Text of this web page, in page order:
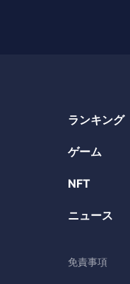
ランキング
ゲーム
NFT
ニュース
免責事項